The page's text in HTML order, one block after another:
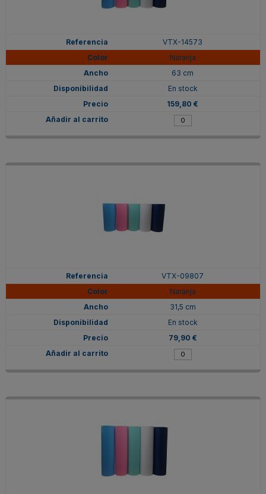
VTX-14573
Naranja
63 cm
En stock
159,80 €
VTX-09807
Naranja
31,5 cm
En stock
79,90 €